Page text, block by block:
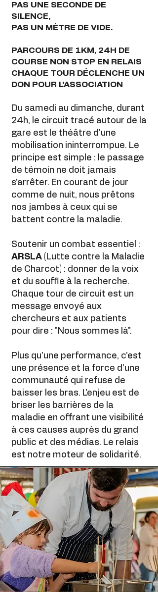
PAS UNE SECONDE DE
SILENCE,
PAS UN MÈTRE DE VIDE.
PARCOURS DE 1KM, 24H DE
COURSE NON STOP EN RELAIS
CHAQUE TOUR DÉCLENCHE UN
DON POUR L'ASSOCIATION
Du samedi au dimanche, durant
24h, le circuit tracé autour de la
gare est le théâtre d'une
mobilisation ininterrompue. Le
principe est simple : le passage
de témoin ne doit jamais
s'arrêter. En courant de jour
comme de nuit, nous prêtons
nos jambes à ceux qui se
battent contre la maladie.
Soutenir un combat essentiel :
ARSLA (Lutte contre la Maladie
de Charcot) : donner de la voix
et du souffle à la recherche.
Chaque tour de circuit est un
message envoyé aux
chercheurs et aux patients
pour dire : "Nous sommes là".
Plus qu'une performance, c’est
une présence et la force d'une
communauté qui refuse de
baisser les bras. L'enjeu est de
briser les barrières de la
maladie en offrant une visibilité
à ces causes auprès du grand
public et des médias. Le relais
est notre moteur de solidarité.